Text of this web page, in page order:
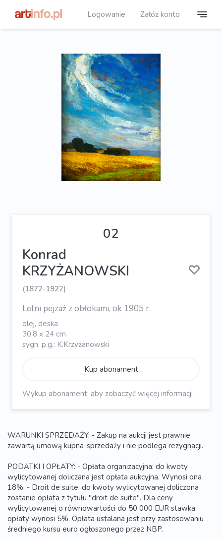
Logowanie Załóż konto
02
Konrad
KRZYŻANOWSKI
(1872-1922)
Letni pejzaż z obłokami, ok 1905 r.
olej, deska
30,8 x 24 cm
sygn. p.g.: K.Krzyżanowski
Kup abonament
Wykup abonament, aby zobaczyć więcej informacji
WARUNKI SPRZEDAŻY: - Zakup na aukcji jest prawnie
zawartą umową kupna-sprzedaży i nie podlega rezygnacji.
PODATKI I OPŁATY: - Opłata organizacyjna: do kwoty
wylicytowanej doliczana jest opłata aukcyjna. Wynosi ona
18%. - Droit de suite: do kwoty wylicytowanej doliczona
zostanie opłata z tytułu "droit de suite". Dla ceny
wylicytowanej o równowartości do 50 000 EUR stawka
opłaty wynosi 5%. Opłata ustalana jest przy zastosowaniu
średniego kursu euro ogłoszonego przez NBP.